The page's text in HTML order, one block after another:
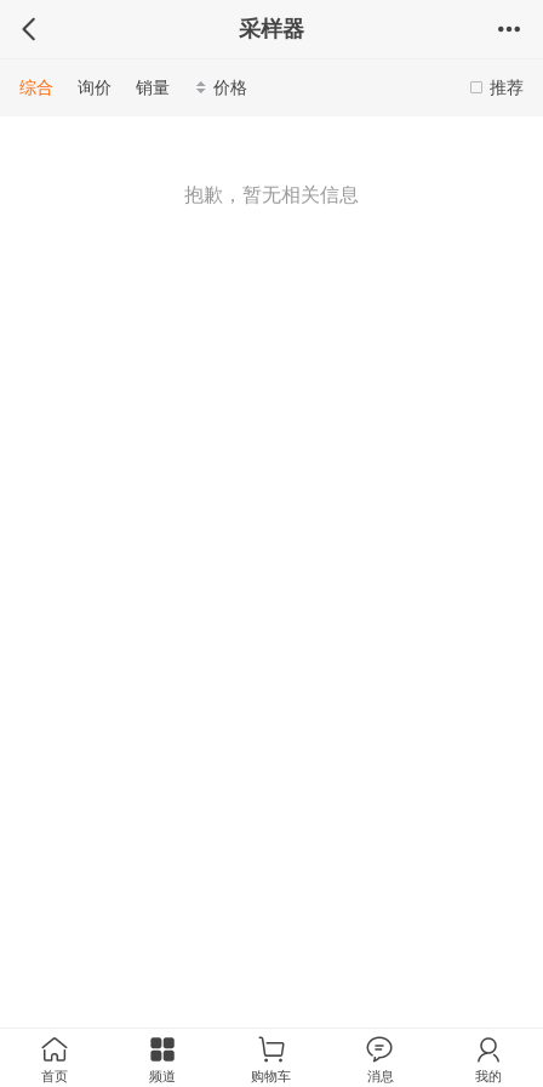
采样器
推荐
综合 询价 销量 价格
抱歉，暂无相关信息
首页 频道 购物车 消息 我的